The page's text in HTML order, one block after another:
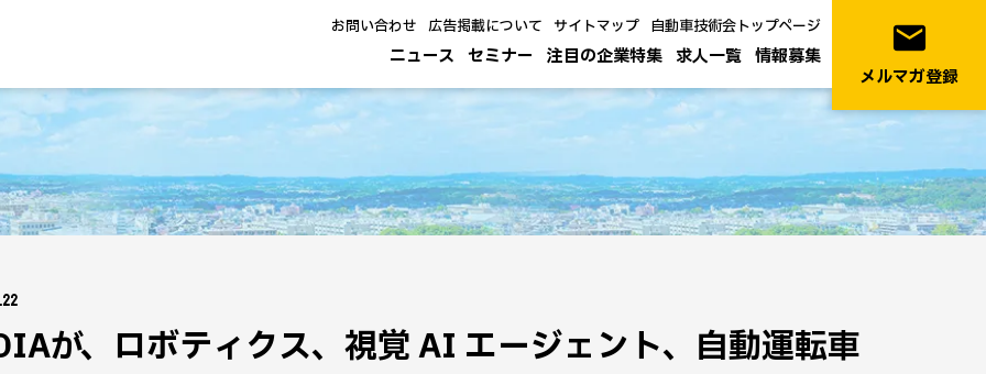
ニュース セミナー 注目の企業特集 求人一覧 情報募集
お問い合わせ 広告掲載について サイトマップ 自動車技術会トップページ email
メルマガ登録
が、ロボティクス、視覚 AI エージェント、自動運転車